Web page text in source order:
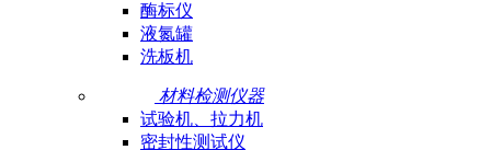
酶标仪
液氮罐
洗板机
材料检测仪器
试验机、拉力机
密封性测试仪